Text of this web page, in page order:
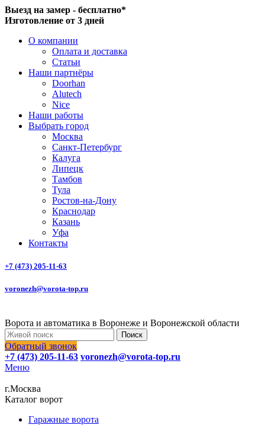
Выезд на замер - бесплатно*
Изготовление от 3 дней
О компании
Оплата и доставка
Статьи
Наши партнёры
Doorhan
Alutech
Nice
Наши работы
Выбрать город
Москва
Санкт-Петербург
Калуга
Липецк
Тамбов
Тула
Ростов-на-Дону
Краснодар
Казань
Уфа
Контакты
+7 (473) 205-11-63
voronezh@vorota-top.ru
Ворота и автоматика в Воронеже и Воронежской области
Поиск
Обратный звонок
+7 (473) 205-11-63 voronezh@vorota-top.ru
Меню
г.Москва
Каталог ворот
Гаражные ворота